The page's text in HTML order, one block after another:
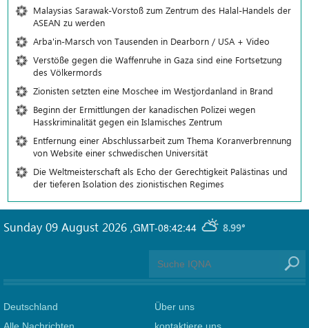
Malaysias Sarawak-Vorstoß zum Zentrum des Halal-Handels der
ASEAN zu werden
Arba'in-Marsch von Tausenden in Dearborn / USA + Video
Verstöße gegen die Waffenruhe in Gaza sind eine Fortsetzung
des Völkermords
Zionisten setzten eine Moschee im Westjordanland in Brand
Beginn der Ermittlungen der kanadischen Polizei wegen
Hasskriminalität gegen ein Islamisches Zentrum
Entfernung einer Abschlussarbeit zum Thema Koranverbrennung
von Website einer schwedischen Universität
Die Weltmeisterschaft als Echo der Gerechtigkeit Palästinas und
der tieferen Isolation des zionistischen Regimes
GMT-08:42:44 8.99°
Sunday 09 August 2026 ,
Deutschland
Über uns